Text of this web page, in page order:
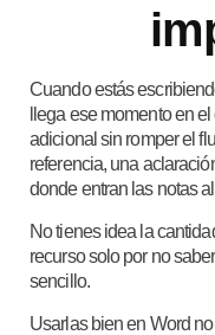
Cuando estás
llega ese momento en
adicional sin romper el
referencia, una
donde entran las notas
No tienes idea la
recurso solo por no
sencillo.
Usarlas bien en Word